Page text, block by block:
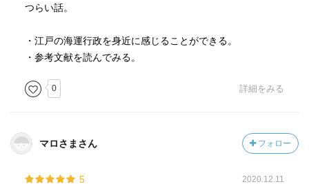
つらい話。
・江戸の海運行政を身近に感じることができる。
・参考文献を読んでみる。
0 詳細をみる
マロさまさん フォロー
5 2020.12.11